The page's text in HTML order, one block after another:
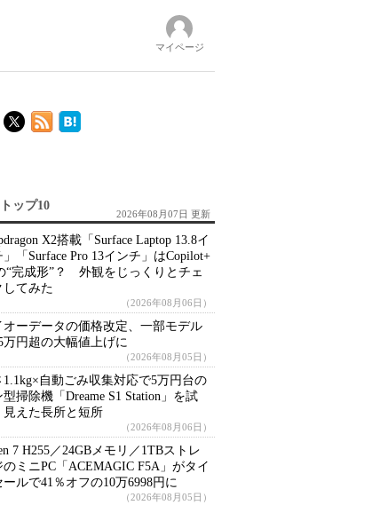
マイページ
ップ10
2026年08月07日 更新
X2搭載「Surface Laptop 13.8イ
」「Surface Pro 13インチ」はCopilot+
“完成形”？ 外観をじっくりとチェ
してみた
（2026年08月06日）
オーデータの価格改定、一部モデル
万円超の大幅値上げに
（2026年08月05日）
1.1kg×自動ごみ収集対応で5万円台の
型掃除機「Dreame S1 Station」を試
えた長所と短所
（2026年08月06日）
7 H255／24GBメモリ／1TBストレ
のミニPC「ACEMAGIC F5A」がタイ
ールで41％オフの10万6998円に
（2026年08月05日）